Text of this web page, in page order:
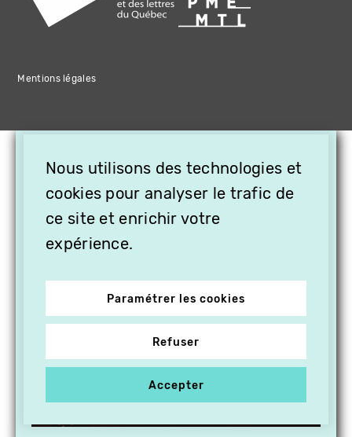
Mentions légales
Nous utilisons des technologies et
cookies pour analyser le trafic de
ce site et enrichir votre
expérience.
Paramétrer les cookies
Refuser
Accepter
OFFREZ LA VIDÉO EN
CADEAU, ABONNEZ VOS
PROCHES À VITHÈQUE !